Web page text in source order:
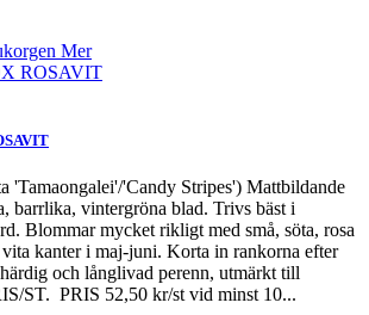
Mer
'Tamaongalei'/'Candy Stripes') Mattbildande
barrlika, vintergröna blad. Trivs bäst i
Blommar mycket rikligt med små, söta, rosa
kanter i maj-juni. Korta in rankorna efter
och långlivad perenn, utmärkt till
ST. PRIS 52,50 kr/st vid minst 10...